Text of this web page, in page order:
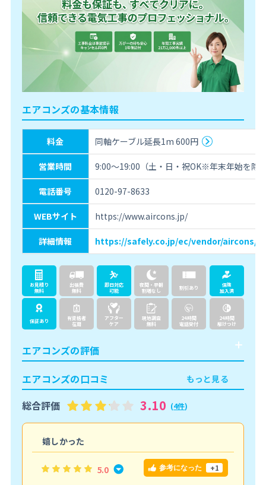
エアコンズの基本情報
料金 同軸ケーブル延長1m 600円
営業時間 9:00～19:00（土・日・祝OK※年末年始を除
電話番号 0120-97-8633
WEBサイト https://www.aircons.jp/
詳細情報 https://safely.co.jp/ec/vendor/aircons/
お見積り
無料
出張費
無料
即日対応
可能
夜間・早朝
割増なし
割引あり
保険
加入済
保証あり
有資格者
在籍
アフター
ケア
現地調査
無料
24時間
電話受付
24時間
駆けつけ
エアコンズの評価
エアコンズの口コミ
もっと見る
総合評価 3.10 (4件)
嬉しかった
5.0 参考になった +1